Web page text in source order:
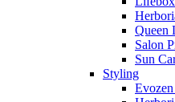
Queen
Salon
Sun
Styling